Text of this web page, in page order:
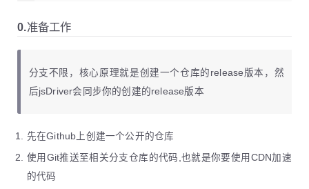
0.准备工作
分支不限，核心原理就是创建一个仓库的release版本，然
后jsDriver会同步你的创建的release版本
先在Github上创建一个公开的仓库
使用Git推送至相关分支仓库的代码,也就是你要使用CDN加速
的代码